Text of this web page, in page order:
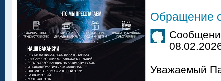
Обращение
Уважаемый